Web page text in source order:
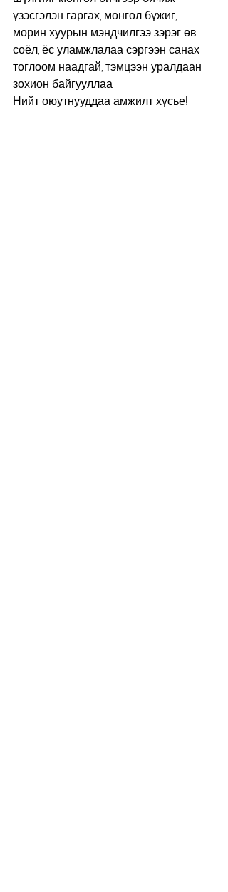
үзэсгэлэн гаргах, монгол бүжиг,
морин хуурын мэндчилгээ зэрэг өв
соёл, ёс уламжлалаа сэргээн санах
тоглоом наадгай, тэмцээн уралдаан
зохион байгууллаа.
Нийт оюутнууддаа амжилт хүсье!